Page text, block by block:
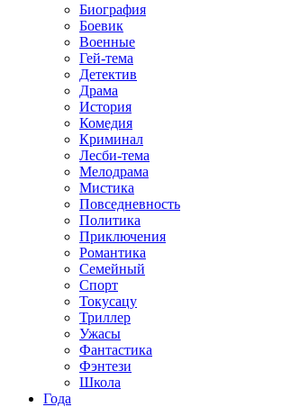
Биография
Боевик
Военные
Гей-тема
Детектив
Драма
История
Комедия
Криминал
Лесби-тема
Мелодрама
Мистика
Повседневность
Политика
Приключения
Романтика
Семейный
Спорт
Токусацу
Триллер
Ужасы
Фантастика
Фэнтези
Школа
Года